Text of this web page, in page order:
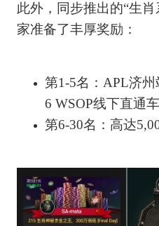
此外，同步推出的“生
家准备了丰厚奖励：
第1-5名：APL济
6 WSOP线下直通
第6-30名：高达